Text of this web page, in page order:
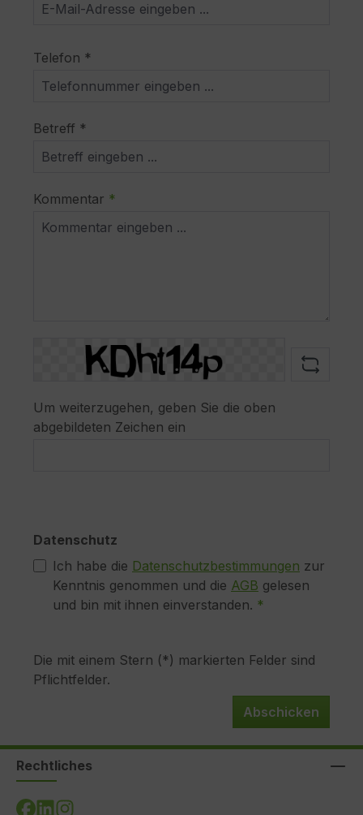
Telefon *
Betreff *
Kommentar *
captcha.basicCaptchaDescription
Um weiterzugehen, geben Sie die oben
abgebildeten Zeichen ein
Datenschutz
Ich habe die Datenschutzbestimmungen zur
Kenntnis genommen und die AGB gelesen
und bin mit ihnen einverstanden. *
Die mit einem Stern (*) markierten Felder sind
Pflichtfelder.
Abschicken
Rechtliches